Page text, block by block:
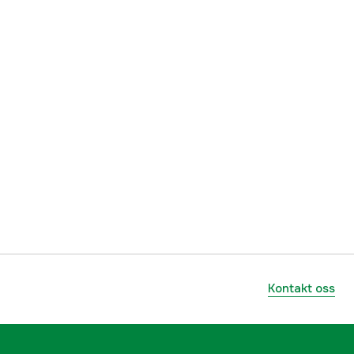
36170000056
795711964573Kontakt oss